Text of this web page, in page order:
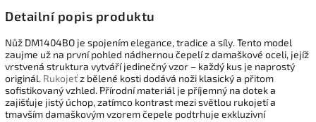
Detailní popis produktu
Nůž DM1404BO je spojením elegance, tradice a síly. Tento model
zaujme už na první pohled nádhernou čepelí z damaškové oceli, jejíž
vrstvená struktura vytváří jedinečný vzor – každý kus je naprostý
originál. Rukojeťz bělené kosti dodává noži klasický a přitom
sofistikovaný vzhled. Přírodní materiál je příjemný na dotek a
zajišťuje jistý úchop, zatímco kontrast mezi světlou rukojetí a
tmavším damaškovým vzorem čepele podtrhuje exkluzivní